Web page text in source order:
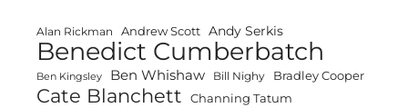
Alan Rickman Andrew Scott Andy Serkis
Benedict Cumberbatch
Ben Kingsley Ben Whishaw Bill Nighy Bradley Cooper
Cate Blanchett Channing Tatum